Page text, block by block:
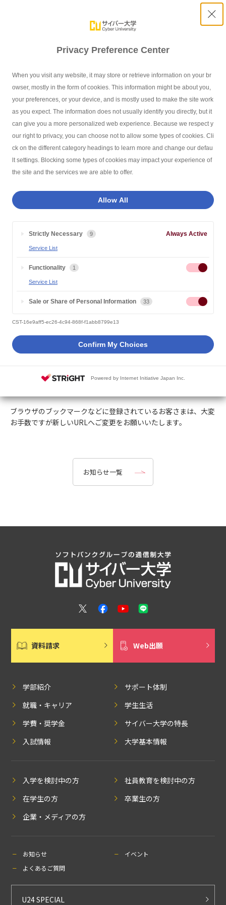
Privacy Preference Center
When you visit any website, it may store or retrieve information on your br
owser, mostly in the form of cookies. This information might be about you,
your preferences, or your device, and is mostly used to make the site work
as you expect. The information does not usually identify you directly, but it
can give you a more personalized web experience. Because we respect y
our right to privacy, you can choose not to allow some types of cookies. Cli
ck on the different category headings to learn more and change our defau
lt settings. Blocking some types of cookies may impact your experience of
the site and the services we are able to offer.
Allow All
Strictly Necessary 9 Always Active
Service List
Functionality 1
Service List
Sale or Share of Personal Information 33
CST-16e9aff5-ec26-4c94-868f-f1abb8799e13
Confirm My Choices
Powered by Internet Initiative Japan Inc.
常時SSL化のお知らせ
サイバー大学TOP お知らせ 常時SSL化のお知らせ
2018.09.26 大学からのお知らせ
平素はサイバー大学ホームページをご利用いただき、誠にありが
とうございます。
信を暗号化するセキュリティ対策）いたしました。
なお、SSL化に伴いすべてのページが、「http://」から「http
【URL変更内容】
※「http://」でアクセスした場合は、自動的に「https://」へ転
ブラウザのブックマークなどに登録されているお客さまは、大変
お手数ですが新しいURLへご変更をお願いいたします。
お知らせ一覧
資料請求 Web出願
学部紹介
サポート体制
就職・キャリア
学生生活
学費・奨学金
サイバー大学の特長
入試情報
大学基本情報
入学を検討中の方
社員教育を検討中の方
在学生の方
卒業生の方
企業・メディアの方
お知らせ
イベント
よくあるご質問
U24 SPECIAL